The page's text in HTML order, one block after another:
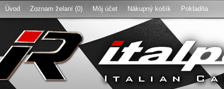
Úvod Zoznam želaní (0) Môj účet Nákupný košík Pokladňa